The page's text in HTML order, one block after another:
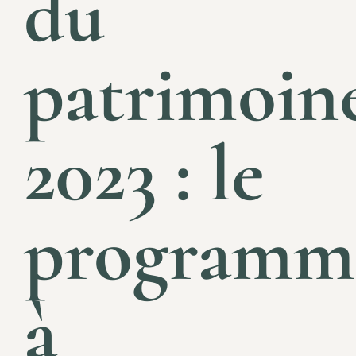
2023 : le
à